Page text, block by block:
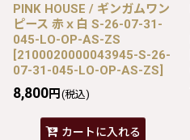
PINK HOUSE / ギンガムワン
ピース 赤ｘ白 S-26-07-31-
045-LO-OP-AS-ZS
[2100020000043945-S-26-
07-31-045-LO-OP-AS-ZS]
8,800円 (税込)
カートに入れる